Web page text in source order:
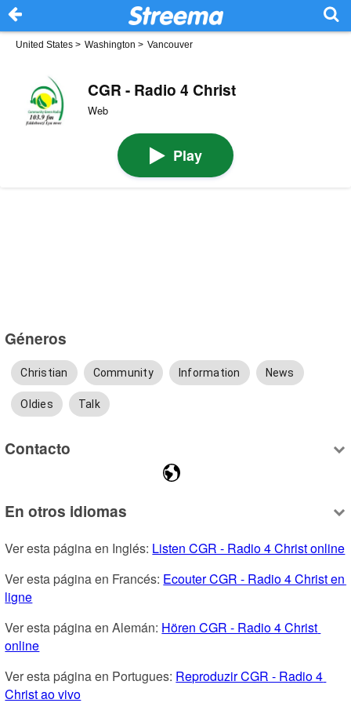
United States > Washington > Vancouver
CGR - Radio 4 Christ
Web
Play
Géneros
Christian Community Information News
Oldies Talk
Contacto
En otros idiomas
Ver esta página en Inglés: Listen CGR - Radio 4 Christ online
Ver esta página en Francés: Ecouter CGR - Radio 4 Christ en
ligne
Ver esta página en Alemán: Hören CGR - Radio 4 Christ
online
Ver esta página en Portugues: Reproduzir CGR - Radio 4
Christ ao vivo